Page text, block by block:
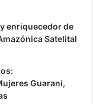
enriquecedor de
Satelital
Guaraní,